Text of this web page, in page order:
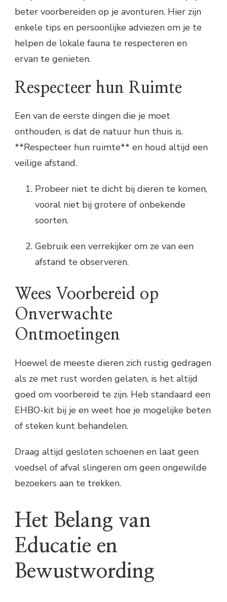
beter voorbereiden op je avonturen. Hier zijn
enkele tips en persoonlijke adviezen om je te
helpen de lokale fauna te respecteren en
ervan te genieten.
Respecteer hun Ruimte
Een van de eerste dingen die je moet
onthouden, is dat de natuur hun thuis is.
**Respecteer hun ruimte** en houd altijd een
veilige afstand.
Probeer niet te dicht bij dieren te komen,
vooral niet bij grotere of onbekende
soorten.
Gebruik een verrekijker om ze van een
afstand te observeren.
Wees Voorbereid op
Onverwachte
Ontmoetingen
Hoewel de meeste dieren zich rustig gedragen
als ze met rust worden gelaten, is het altijd
goed om voorbereid te zijn. Heb standaard een
EHBO-kit bij je en weet hoe je mogelijke beten
of steken kunt behandelen.
Draag altijd gesloten schoenen en laat geen
voedsel of afval slingeren om geen ongewilde
bezoekers aan te trekken.
Het Belang van
Educatie en
Bewustwording